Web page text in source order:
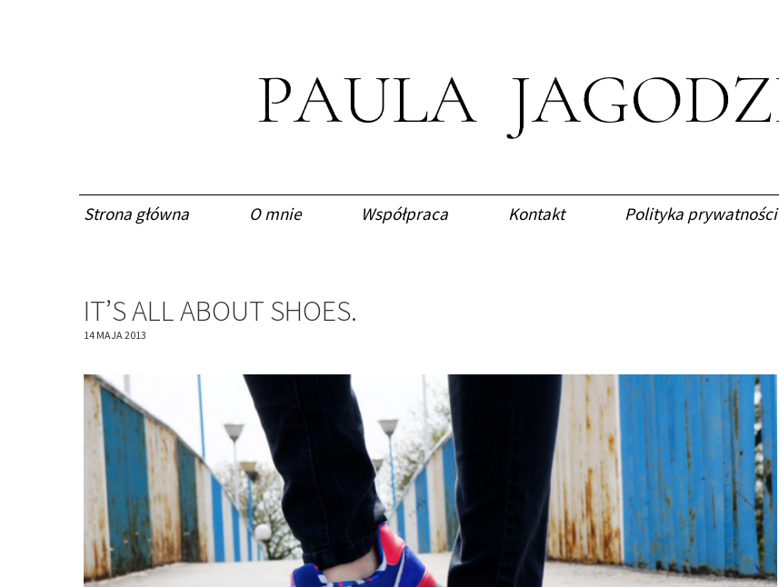
Strona główna O mnie Współpraca Kontakt Polityka prywatności
IT’S ALL ABOUT SHOES.
14 MAJA 2013